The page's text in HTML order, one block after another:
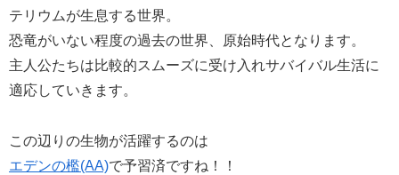
テリウムが生息する世界。
恐竜がいない程度の過去の世界、原始時代となります。
主人公たちは比較的スムーズに受け入れサバイバル生活に
適応していきます。
この辺りの生物が活躍するのは
エデンの檻(AA)で予習済ですね！！